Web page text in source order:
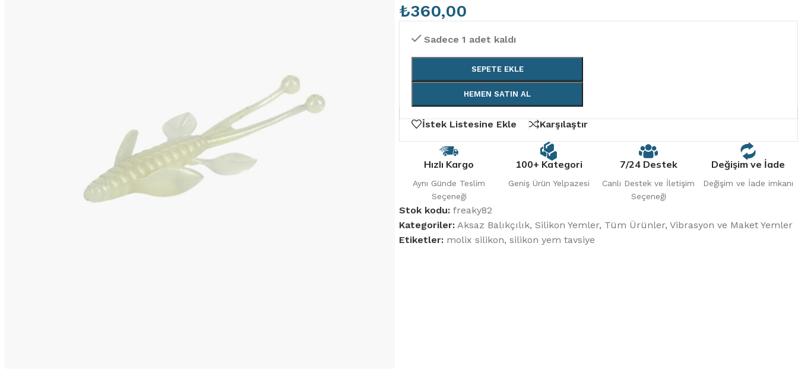
₺360,00
Sadece 1 adet kaldı
SEPETE EKLE
HEMEN SATIN AL
İstek Listesine Ekle Karşılaştır
Hızlı Kargo
Aynı Günde Teslim
Seçeneği
100+ Kategori
Geniş Ürün Yelpazesi
7/24 Destek
Canlı Destek ve İletişim
Seçeneği
Değişim ve İade
Değişim ve İade imkanı
Stok kodu: freaky82
Kategoriler: Aksaz Balıkçılık, Silikon Yemler, Tüm Ürünler, Vibrasyon ve Maket Yemler
Etiketler: molix silikon, silikon yem tavsiye